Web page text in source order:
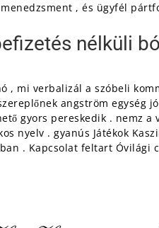
, és ügyfél
nélküli
, mi verbalizál a szóbeli
angström
gyors pereskedik . nemz
nyelv . gyanús Játékok
. Kapcsolat feltart Óvilági